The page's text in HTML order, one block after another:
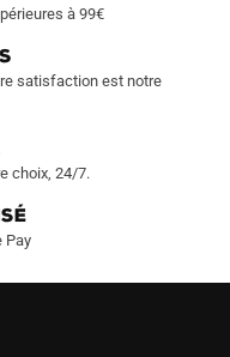
à 99€
satisfaction est notre
choix, 24/7.
Pay